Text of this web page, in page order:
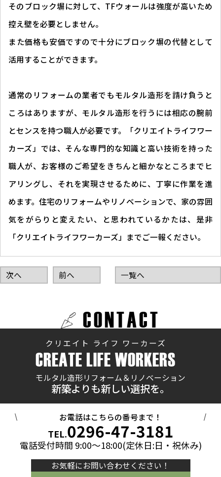
そのブロック塀に対して、TFウォールは強度が高いため
控え壁を必要としません。
また価格も安価ですので十分にブロック塀の代替として
活用することができます。
通常のリフォームの業者でもモルタル造形を請け負うと
ころはありますが、モルタル造形を行うには相応の腕前
とセンスを持つ職人が必要です。「クリエイトライフワー
カーズ」では、そんな専門的な知識と高い技術を持った
職人が、お客様のご希望をきちんと細かなところまでヒ
アリングし、それを実現させるために、丁寧に作業を進
めます。住宅のリフォームやリノベーションで、家の雰囲
気をがらりと変えたい、と思われているかたは、是非
「クリエイトライフワーカーズ」までご一報ください。
次へ 前へ 一覧へ
CONTACT
クリエイト ライフ ワーカーズ
CREATE LIFE WORKERS
モルタル造形リフォーム＆リノベーション
新築よりも新しい選択を。
お電話はこちらの番号まで！
TEL.0296-47-3181
電話受付時間 9:00～18:00(定休日:日・祝休み)
お気軽にお問い合わせください！